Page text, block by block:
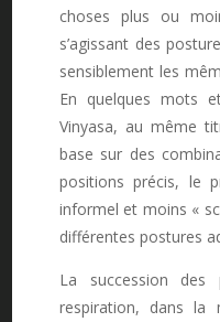
choses plus ou
s’agissant des
sensiblement les
En quelques mots
Vinyasa, au même
base sur des
positions précis, le
informel et moins «
différentes postures
La succession
respiration, dans la